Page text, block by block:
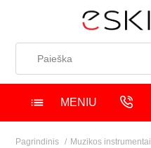
MENIU
Pagrindinis Muzikos instrumentai